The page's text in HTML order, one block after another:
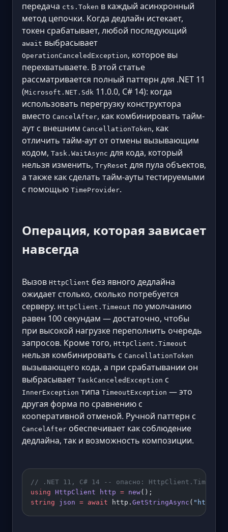
передача cts.Token в каждый асинхронный
метод цепочки. Когда дедлайн истекает,
токен срабатывает, любой последующий
await выбрасывает
OperationCanceledException, которое вы
перехватываете. В этой статье
рассматривается полный паттерн для .NET 11
(Microsoft.NET.Sdk 11.0.0, C# 14): когда
использовать перегрузку конструктора
вместо CancelAfter, как комбинировать тайм-
аут с внешним CancellationToken, как
отличить тайм-аут от отмены вызывающим
кодом, Task.WaitAsync для кода, который
нельзя изменить, TryReset для пула объектов,
а также как сделать тайм-ауты тестируемыми
с помощью TimeProvider.
Операция, которая зависает
навсегда
Вызов HttpClient без явного дедлайна
ожидает столько, сколько потребуется
серверу. HttpClient.Timeout по умолчанию
равен 100 секундам — достаточно, чтобы
при высокой нагрузке переполнить очередь
запросов. Кроме того, HttpClient.Timeout
нельзя комбинировать с CancellationToken
вызывающего кода, а при срабатывании он
выбрасывает TaskCanceledException с
InnerException типа TimeoutException — это
другая форма по сравнению с
кооперативной отменой. Ручной паттерн с
CancelAfter обеспечивает как соблюдение
дедлайна, так и возможность композиции.
// .NET 11, C# 14 -- опасно: HttpClient.Timeout
using HttpClient http = new();
string json = await http. GetStringAsync ( "https://